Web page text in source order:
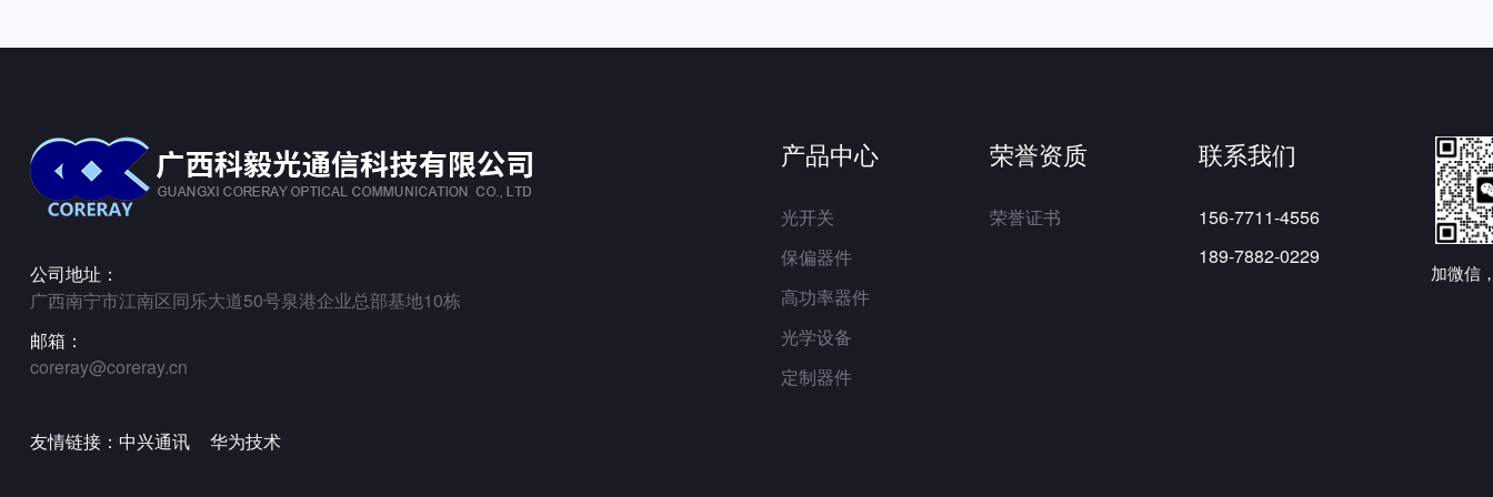
公司地址：
广西南宁市江南区同乐大道50号泉港企业总部基地10栋
邮箱：
coreray@coreray.cn
产品中心
光开关
保偏器件
高功率器件
光学设备
定制器件
荣誉资质
荣誉证书
联系我们
156-7711-4556
189-7882-0229
加微信
友情链接： 中兴通讯 华为技术